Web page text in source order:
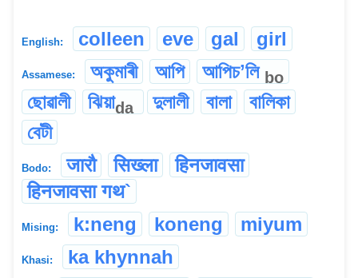
English: colleen eve gal girl
Assamese: অকুমাৰী আপি আপিচʼলি bo
ছোৱালী ঝিয়াda দুলালী বালা
বালিকা
বেটী
Bodo: जारौ सिख्ला
हिनजावसा
हिनजावसा गथ`
Mising: k:neng koneng miyum
Khasi: ka khynnah